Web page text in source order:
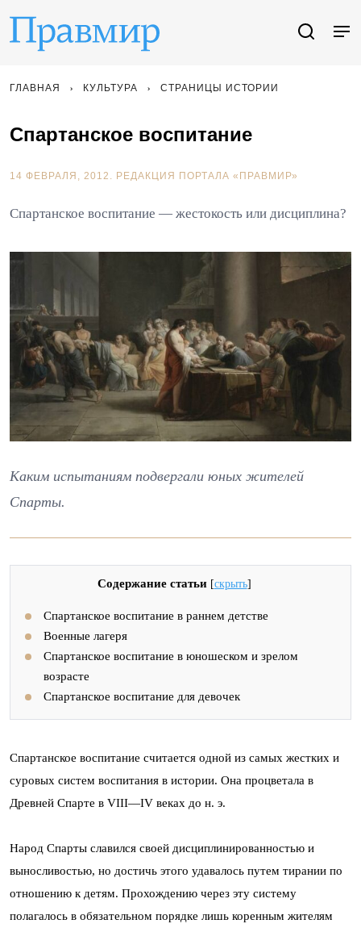
ГЛАВНАЯ КУЛЬТУРА СТРАНИЦЫ ИСТОРИИ
Спартанское воспитание
14 ФЕВРАЛЯ, 2012. РЕДАКЦИЯ ПОРТАЛА «ПРАВМИР»
Спартанское воспитание — жестокость или дисциплина?
Каким испытаниям подвергали юных жителей
Спарты.
Содержание статьи [скрыть]
Спартанское воспитание в раннем детстве
Военные лагеря
Спартанское воспитание в юношеском и зрелом
возрасте
Спартанское воспитание для девочек
Спартанское воспитание считается одной из самых жестких и
суровых систем воспитания в истории. Она процветала в
Древней Спарте в VIII—IV веках до н. э.
Народ Спарты славился своей дисциплинированностью и
выносливостью, но достичь этого удавалось путем тирании по
отношению к детям. Прохождению через эту систему
полагалось в обязательном порядке лишь коренным жителям